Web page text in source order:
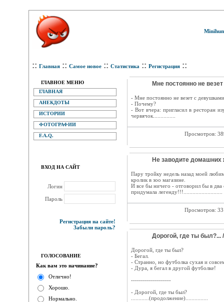
:: Главная :: Самое новое :: Статистика :: Регистрация ::
ГЛАВНОЕ МЕНЮ
ГЛАВНАЯ
АНЕКДОТЫ
ИСТОРИИ
ФОТОГРАФИИ
F.A.Q.
ВХОД НА САЙТ
Логин
Пароль
Регистрация на сайте!
Забыли пароль?
ГОЛОСОВАНИЕ
Как вам это начинание?
Отлично!
Хорошо.
Нормально.
Мне постоянно не
- Мне постоянно не везет с
- Почему?
- Вот вчера: пригласил в ресторан
червячок...............
Просмотров:
Не заводите домашних
Пару тройку недель назад моей
кролик в зоо магазине.
И все бы ничего - отговорил бы в два
придумала легенду!!!..........................
Просмотров:
Дорогой, где ты был?...
Дорогой, где ты был?
- Бегал.
- Странно, но футболка сухая и
- Дура, я бегал в другой футболке!
--------------------
- Дорогой, где ты был?
............(продолжение)...............